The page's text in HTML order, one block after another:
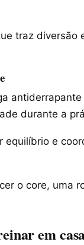
traz diversão
durante a
e
o core, uma
em